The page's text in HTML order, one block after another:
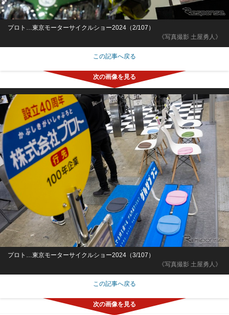
《写真撮影 土屋勇人》
プロト…東京モーターサイクルショー2024（2/107）
この記事へ戻る
《写真撮影 土屋勇人》
プロト…東京モーターサイクルショー2024（3/107）
この記事へ戻る